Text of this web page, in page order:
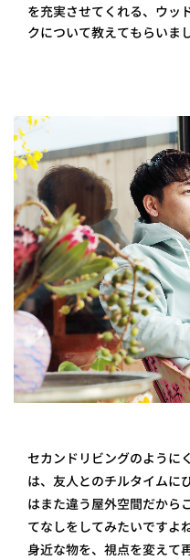
を充実させてくれる、ウッ
クについて教えてもらいまし
セカンドリビングのように
は、友人とのチルタイムに
はまた違う屋外空間だから
てなしをしてみたいですよ
身近な物を、視点を変えて